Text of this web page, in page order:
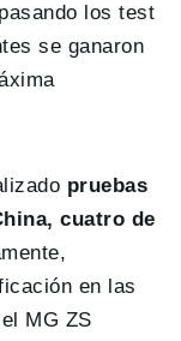
los test
se ganaron
pruebas
cuatro de
en las
MG ZS